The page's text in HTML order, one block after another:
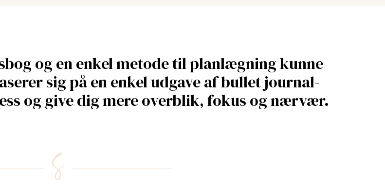
og en enkel metode til planlægning kunne
sig på en enkel udgave af bullet journal-
og give dig mere overblik, fokus og nærvær.